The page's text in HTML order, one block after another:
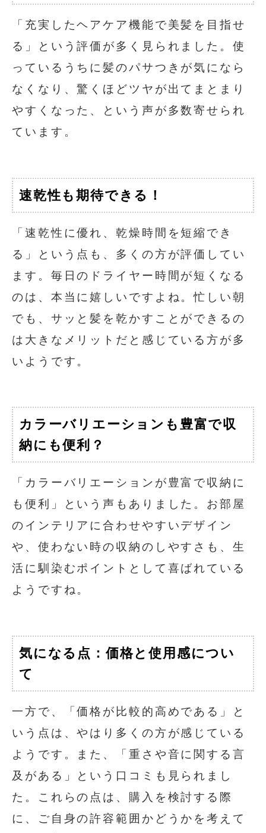
「充実したヘアケア機能で美髪を目指せ
る」という評価が多く見られました。使
っているうちに髪のパサつきが気になら
なくなり、驚くほどツヤが出てまとまり
やすくなった、という声が多数寄せられ
ています。
速乾性も期待できる！
「速乾性に優れ、乾燥時間を短縮でき
る」という点も、多くの方が評価してい
ます。毎日のドライヤー時間が短くなる
のは、本当に嬉しいですよね。忙しい朝
でも、サッと髪を乾かすことができるの
は大きなメリットだと感じている方が多
いようです。
カラーバリエーションも豊富で収
納にも便利？
「カラーバリエーションが豊富で収納に
も便利」という声もありました。お部屋
のインテリアに合わせやすいデザイン
や、使わない時の収納のしやすさも、生
活に馴染むポイントとして喜ばれている
ようですね。
気になる点：価格と使用感につい
て
一方で、「価格が比較的高めである」と
いう点は、やはり多くの方が感じている
ようです。また、「重さや音に関する言
及がある」という口コミも見られまし
た。これらの点は、購入を検討する際
に、ご自身の許容範囲かどうかを考えて